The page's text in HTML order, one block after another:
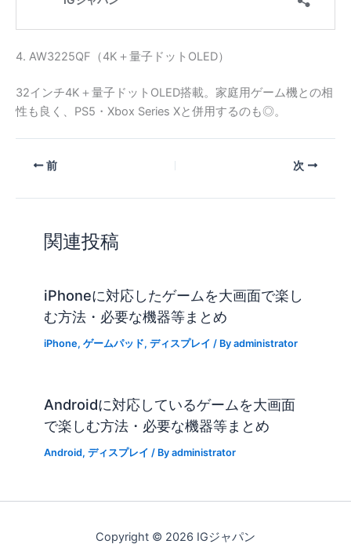
4. AW3225QF（4K＋量子ドットOLED）
32インチ4K＋量子ドットOLED搭載。家庭用ゲーム機との相
性も良く、PS5・Xbox Series Xと併用するのも◎。
前 次
関連投稿
iPhoneに対応したゲームを大画面で楽し
む方法・必要な機器等まとめ
iPhone,ゲームパッド,ディスプレイ / Byadministrator
Androidに対応しているゲームを大画面
で楽しむ方法・必要な機器等まとめ
Android,ディスプレイ / Byadministrator
Copyright © 2026 IGジャパン